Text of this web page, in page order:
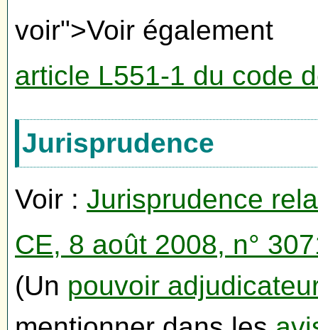
voir">Voir également
article L551-1 du code
Jurisprudence
Voir : Jurisprudence
CE, 8 août 2008, n°
(Un pouvoir